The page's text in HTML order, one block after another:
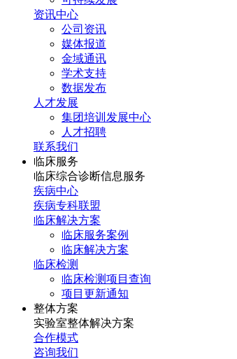
资讯中心
公司资讯
媒体报道
金域通讯
学术支持
数据发布
人才发展
集团培训发展中心
人才招聘
联系我们
临床服务
临床综合诊断信息服务
疾病中心
疾病专科联盟
临床解决方案
临床服务案例
临床解决方案
临床检测
临床检测项目查询
项目更新通知
整体方案
实验室整体解决方案
合作模式
咨询我们